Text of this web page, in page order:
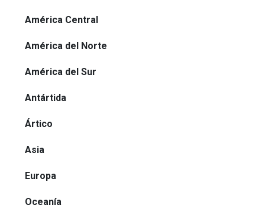
América Central
América del Norte
América del Sur
Antártida
Ártico
Asia
Europa
Oceanía